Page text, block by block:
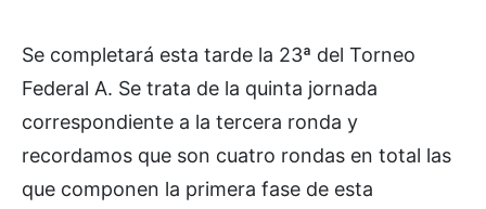
Se completará esta tarde la 23ª del Torneo
Federal A. Se trata de la quinta jornada
correspondiente a la tercera ronda y
recordamos que son cuatro rondas en total las
que componen la primera fase de esta